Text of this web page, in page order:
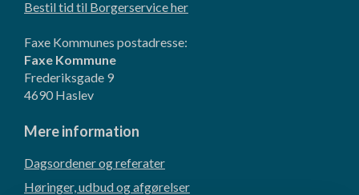
Bestil tid til Borgerservice her
Faxe Kommunes postadresse:
Faxe Kommune
Frederiksgade 9
4690 Haslev
Mere information
Dagsordener og referater
Høringer, udbud og afgørelser